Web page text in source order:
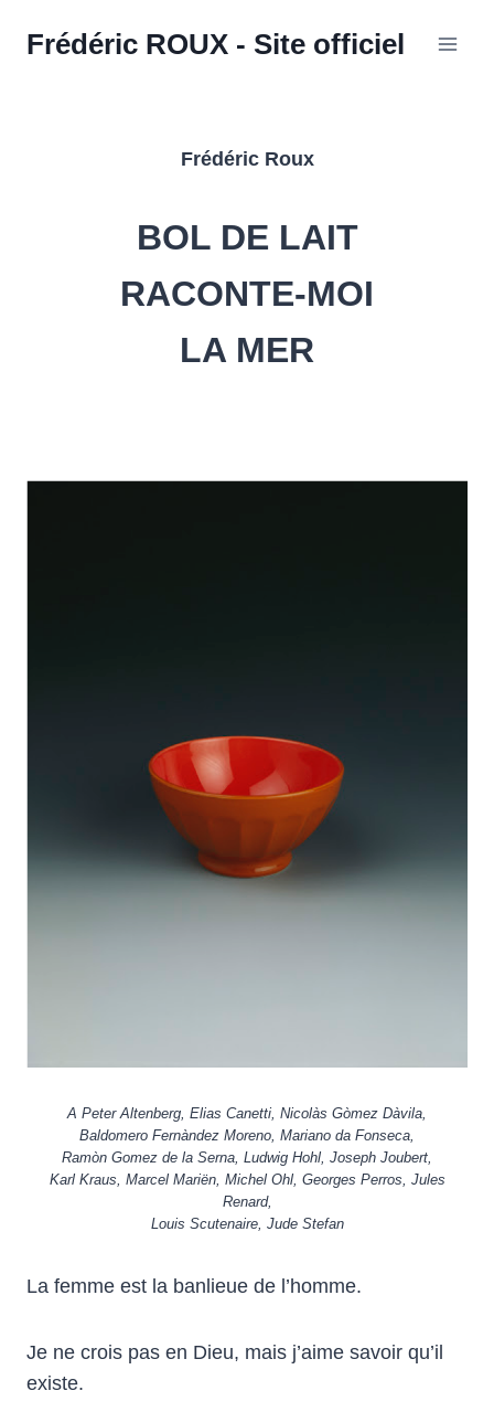
Frédéric ROUX - Site officiel
Frédéric Roux
BOL DE LAIT
RACONTE-MOI
LA MER
A Peter Altenberg, Elias Canetti, Nicolàs Gòmez Dàvila,
Baldomero Fernàndez Moreno, Mariano da Fonseca,
Ramòn Gomez de la Serna, Ludwig Hohl, Joseph Joubert,
Karl Kraus, Marcel Mariën, Michel Ohl, Georges Perros, Jules
Renard,
Louis Scutenaire, Jude Stefan
La femme est la banlieue de l’homme.
Je ne crois pas en Dieu, mais j’aime savoir qu’il
existe.